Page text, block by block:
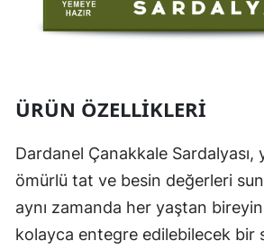
ÜRÜN ÖZELLIKLERI
Dardanel Çanakkale Sardalyası,
ömürlü tat ve besin değerleri
aynı zamanda her yaştan
kolayca entegre edilebilecek bir